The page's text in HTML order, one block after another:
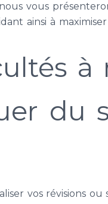
vous
ainsi à
à
du
vos révisions ou